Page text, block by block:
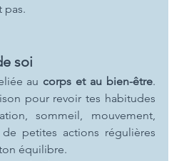
pas.
soi
au corps et au bien-être.
pour revoir tes habitudes
sommeil, mouvement,
petites actions régulières
équilibre.